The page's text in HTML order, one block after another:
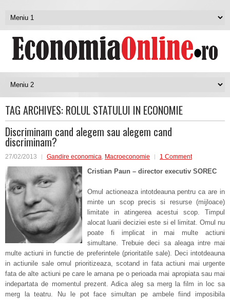
TAG ARCHIVES: ROLUL STATULUI IN ECONOMIE
Discriminam cand alegem sau alegem cand
discriminam?
27/02/2013 Gandire economica, Macroeconomie 1 Comment
Cristian Paun – director executiv SOREC
Omul actioneaza intotdeauna pentru ca are in
minte un scop precis si resurse (mijloace)
limitate in atingerea acestui scop. Timpul
alocat luarii deciziei este si el limitat. Omul nu
poate fi implicat in mai multe actiuni
simultane. Trebuie deci sa aleaga intre mai
multe actiuni in functie de preferintele (prioritatile sale). Deci intotdeauna
in actiunile sale omul prioritizeaza, scotand in fata actiuni mai urgente
fata de alte actiuni pe care le amana pe o perioada mai apropiata sau mai
indepartata de momentul prezent. Adica aleg sa merg la film in loc sa
merg la teatru. Nu le pot face simultan pe ambele fiind imposibila